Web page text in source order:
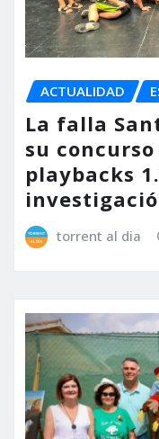
ACTUALIDAD
La falla
su
playbacks
torrent al dia